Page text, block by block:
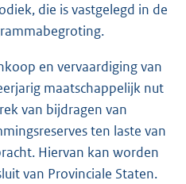
die is vastgelegd in de
en vervaardiging van
maatschappelijk nut
van bijdragen van
ten laste van
Hiervan kan worden
van Provinciale Staten.